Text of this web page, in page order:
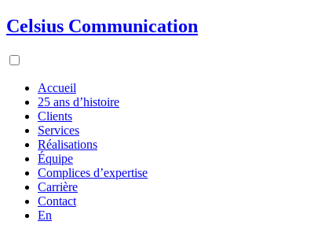
Celsius Communication
Accueil
25 ans d’histoire
Clients
Services
Réalisations
Équipe
Complices d’expertise
Carrière
Contact
En